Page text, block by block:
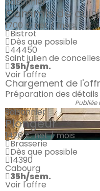
Commis de
1700 €net / mois
Bistrot
Dès que possible
44450
Saint julien de concelles
35h/sem.
Voir l'offre
Chargement de
Préparation des
Publiée
Saisonnier
Plongeur
1426 €net / mois
Brasserie
Dès que possible
14390
Cabourg
35h/sem.
Voir l'offre